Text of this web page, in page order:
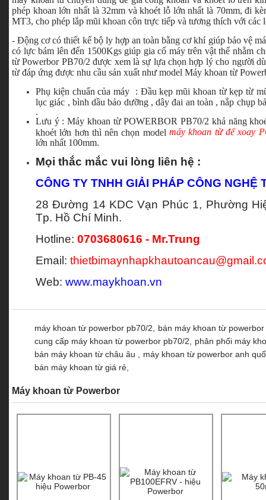
phép khoan lớn nhất là 32mm và khoét lỗ lớn nhất là 70mm, đi
MT3, cho phép lắp mũi khoan côn trực tiếp và tương thích với các
- Động cơ có thiết kế bộ ly hợp an toàn bằng cơ khí giúp bảo vệ
có lực bám lên đến 1500Kgs giúp gia cố máy trên vật thể nhằm
từ Powerbor PB70/2 được xem là sự lựa chọn hợp lý cho người
từ đáp ứng được nhu cầu sản xuất như model Máy khoan từ
Phụ kiện chuẩn của máy : Đầu kẹp mũi khoan từ kẹp từ
lục giác , bình dầu bảo dưỡng , dây đai an toàn , nắp chụp
Lưu ý : Máy khoan từ POWERBOR PB70/2 khả năng
khoét lớn hơn thì nên chọn modelmáy khoan từ đế xoay
lớn nhất 100mm.
Mọi thắc mắc vui lòng liên hệ :
CÔNG TY TNHH GIẢI PHÁP CÔNG NGHỆ
28 Đường 14 KDC Vạn Phúc 1, Phường
Tp. Hồ Chí Minh.
Hotline: 0703680616 - Mr.Trung
Email:
Web: www.maykhoan.vn
máy khoan từ powerbor pb70/2,
bán máy khoan từ
cung cấp máy khoan từ powerbor pb70/2,
phân phối máy
bán máy khoan từ châu âu ,
máy khoan từ powerbor anh
bán máy khoan từ giá rẻ,
Máy khoan từ Powerbor